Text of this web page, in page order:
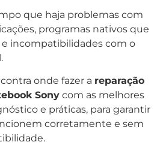
que haja problemas com
programas nativos que
incompatibilidades com o
onde fazer a reparação
Sony com as melhores
e práticas, para garantir
corretamente e sem